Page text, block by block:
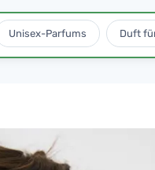
Unisex-Parfums Duft